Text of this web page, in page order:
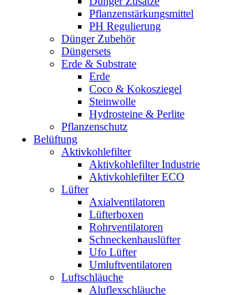
Pflanzenstärkungsmittel
PH Regulierung
Dünger Zubehör
Düngersets
Erde & Substrate
Erde
Coco & Kokosziegel
Steinwolle
Hydrosteine & Perlite
Pflanzenschutz
Belüftung
Aktivkohlefilter
Aktivkohlefilter Industrie
Aktivkohlefilter ECO
Lüfter
Axialventilatoren
Lüfterboxen
Rohrventilatoren
Schneckenhauslüfter
Ufo Lüfter
Umluftventilatoren
Luftschläuche
Aluflexschläuche